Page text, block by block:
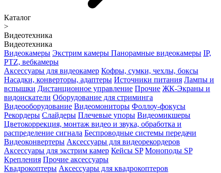
Каталог
>
Видеотехника
Видеотехника
Видеокамеры Экстрим камеры Панорамные видеокамеры IP,
PTZ, вебкамеры
Аксессуары для видеокамер Кофры, сумки, чехлы, боксы
Насадки, конверторы, адаптеры Источники питания Лампы и
вспышки Дистанционное управление Прочие ЖК-Экраны и
видоискатели Оборудование для стриминга
Видеооборудование Видеомониторы Фоллоу-фокусы
Рекордеры Слайдеры Плечевые упоры Видеомикшеры
Цветокоррекция, монтаж видео и звука, обработка и
распределение сигнала Беспроводные системы передачи
Видеоконвертеры Аксессуары для видеорекордеров
Аксессуары для экстрим камер Кейсы SP Моноподы SP
Крепления Прочие аксессуары
Квадрокоптеры Аксессуары для квадрокоптеров